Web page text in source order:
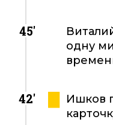
45'
одну
42'
Ишков